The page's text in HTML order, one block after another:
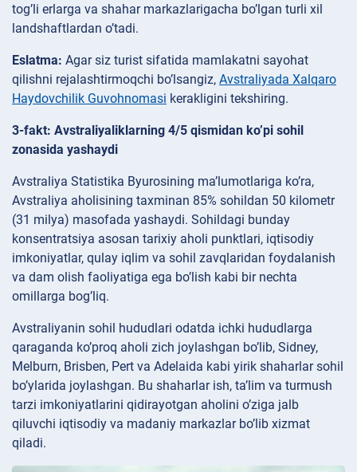
tog’li erlarga va shahar markazlarigacha bo’lgan turli xil
landshaftlardan o’tadi.
Eslatma: Agar siz turist sifatida mamlakatni sayohat
qilishni rejalashtirmoqchi bo’lsangiz, Avstraliyada Xalqaro
Haydovchilik Guvohnomasi kerakligini tekshiring.
3-fakt: Avstraliyaliklarning 4/5 qismidan ko’pi sohil
zonasida yashaydi
Avstraliya Statistika Byurosining ma’lumotlariga ko’ra,
Avstraliya aholisining taxminan 85% sohildan 50 kilometr
(31 milya) masofada yashaydi. Sohildagi bunday
konsentratsiya asosan tarixiy aholi punktlari, iqtisodiy
imkoniyatlar, qulay iqlim va sohil zavqlaridan foydalanish
va dam olish faoliyatiga ega bo’lish kabi bir nechta
omillarga bog’liq.
Avstraliyanin sohil hududlari odatda ichki hududlarga
qaraganda ko’proq aholi zich joylashgan bo’lib, Sidney,
Melburn, Brisben, Pert va Adelaida kabi yirik shaharlar sohil
bo’ylarida joylashgan. Bu shaharlar ish, ta’lim va turmush
tarzi imkoniyatlarini qidirayotgan aholini o’ziga jalb
qiluvchi iqtisodiy va madaniy markazlar bo’lib xizmat
qiladi.